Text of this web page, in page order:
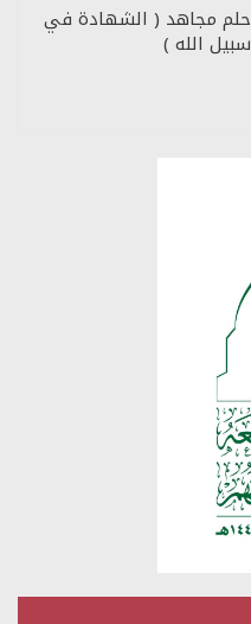
حلم مجاهد ( الشهادة في
سبيل الله )